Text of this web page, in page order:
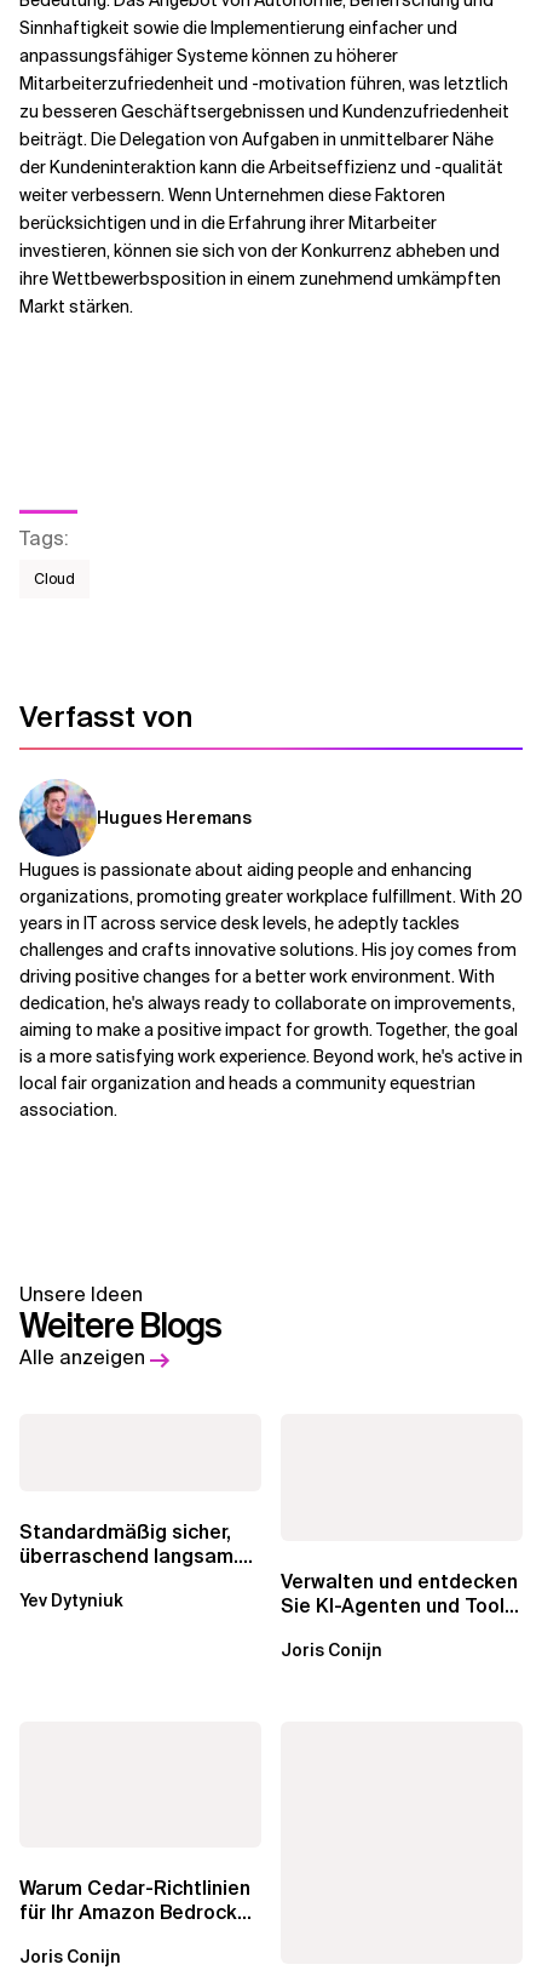
Sinnhaftigkeit sowie die Implementierung einfacher und
anpassungsfähiger Systeme können zu höherer
Mitarbeiterzufriedenheit und -motivation führen, was letztlich
zu besseren Geschäftsergebnissen und Kundenzufriedenheit
beiträgt. Die Delegation von Aufgaben in unmittelbarer Nähe
der Kundeninteraktion kann die Arbeitseffizienz und -qualität
weiter verbessern. Wenn Unternehmen diese Faktoren
berücksichtigen und in die Erfahrung ihrer Mitarbeiter
investieren, können sie sich von der Konkurrenz abheben und
ihre Wettbewerbsposition in einem zunehmend umkämpften
Markt stärken.
Tags:
Cloud
Verfasst von
Hugues Heremans
Hugues is passionate about aiding people and enhancing
organizations, promoting greater workplace fulfillment. With 20
years in IT across service desk levels, he adeptly tackles
challenges and crafts innovative solutions. His joy comes from
driving positive changes for a better work environment. With
dedication, he's always ready to collaborate on improvements,
aiming to make a positive impact for growth. Together, the goal
is a more satisfying work experience. Beyond work, he's active in
local fair organization and heads a community equestrian
association.
Unsere Ideen
Weitere Blogs
Alle anzeigen
Standardmäßig sicher,
überraschend langsam.
über die RDS...
Yev Dytyniuk
Verwalten und entdecken
Sie KI-Agenten und Tools
AgentCore...
Joris Conijn
Warum Cedar-Richtlinien
für Ihr Amazon Bedrock
wichtig sind
Joris Conijn